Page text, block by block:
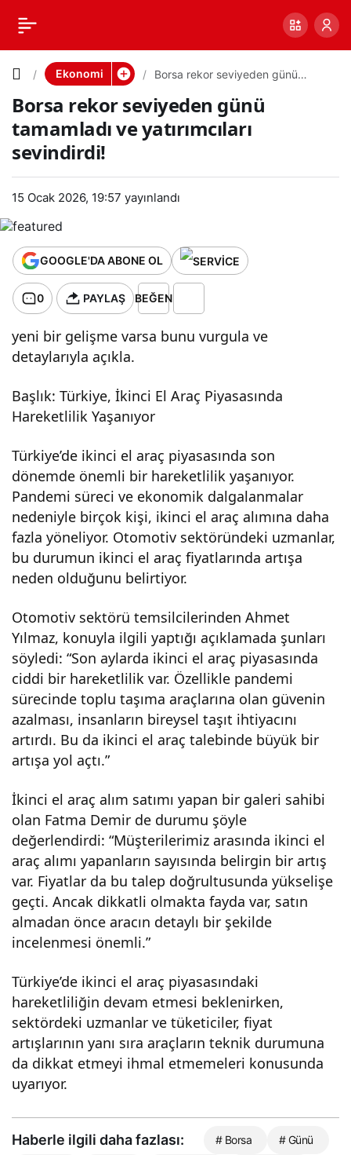
Ekonomi
Borsa rekor seviyeden günü
sevindirdi!
Borsa rekor seviyeden günü
tamamladı ve yatırımcıları
sevindirdi!
15 Ocak 2026, 19:57 yayınlandı
GOOGLE'DA ABONE OL
0 PAYLAŞ BEĞEN
yeni bir gelişme varsa bunu vurgula ve
detaylarıyla açıkla.
Başlık: Türkiye, İkinci El Araç Piyasasında
Hareketlilik Yaşanıyor
Türkiye’de ikinci el araç piyasasında son
dönemde önemli bir hareketlilik yaşanıyor.
Pandemi süreci ve ekonomik dalgalanmalar
nedeniyle birçok kişi, ikinci el araç alımına daha
fazla yöneliyor. Otomotiv sektöründeki uzmanlar,
bu durumun ikinci el araç fiyatlarında artışa
neden olduğunu belirtiyor.
Otomotiv sektörü temsilcilerinden Ahmet
Yılmaz, konuyla ilgili yaptığı açıklamada şunları
söyledi: “Son aylarda ikinci el araç piyasasında
ciddi bir hareketlilik var. Özellikle pandemi
sürecinde toplu taşıma araçlarına olan güvenin
azalması, insanların bireysel taşıt ihtiyacını
artırdı. Bu da ikinci el araç talebinde büyük bir
artışa yol açtı.”
İkinci el araç alım satımı yapan bir galeri sahibi
olan Fatma Demir de durumu şöyle
değerlendirdi: “Müşterilerimiz arasında ikinci el
araç alımı yapanların sayısında belirgin bir artış
var. Fiyatlar da bu talep doğrultusunda yükselişe
geçti. Ancak dikkatli olmakta fayda var, satın
almadan önce aracın detaylı bir şekilde
incelenmesi önemli.”
Türkiye’de ikinci el araç piyasasındaki
hareketliliğin devam etmesi beklenirken,
sektördeki uzmanlar ve tüketiciler, fiyat
artışlarının yanı sıra araçların teknik durumuna
da dikkat etmeyi ihmal etmemeleri konusunda
uyarıyor.
Borsa
rekor
seviyede
n günü
tamamlad
yatırımcıl
sevindirdi
!
PAYLAŞ
Haberle ilgili daha fazlası: # Borsa # Günü